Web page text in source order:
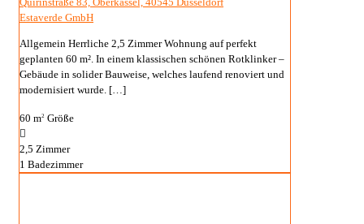
Estaverde GmbH
Allgemein Herrliche 2,5 Zimmer Wohnung auf perfekt
geplanten 60 m². In einem klassischen schönen Rotklinker –
Gebäude in solider Bauweise, welches laufend renoviert und
modernisiert wurde. […]
60 m2 Größe
2,5 Zimmer
1 Badezimmer